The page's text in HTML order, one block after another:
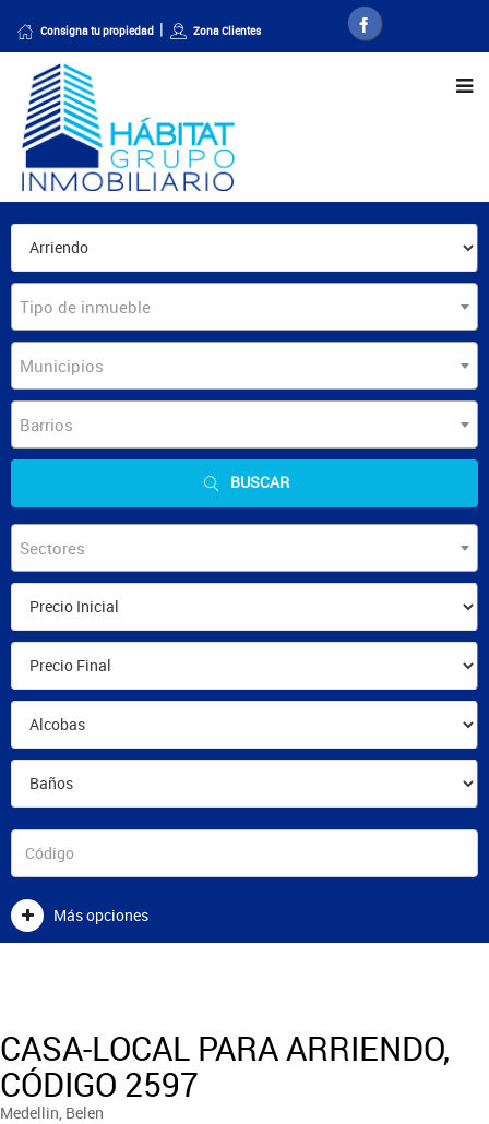
Consigna tu propiedad Zona Clientes
Tipo de inmueble
Municipios
Barrios
BUSCAR
Sectores
Más opciones
CASA-LOCAL PARA ARRIENDO,
CÓDIGO 2597
Medellin, Belen